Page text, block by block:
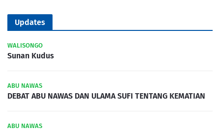
Updates
WALISONGO
Sunan Kudus
ABU NAWAS
DEBAT ABU NAWAS DAN ULAMA SUFI TENTANG KEMATIAN
ABU NAWAS